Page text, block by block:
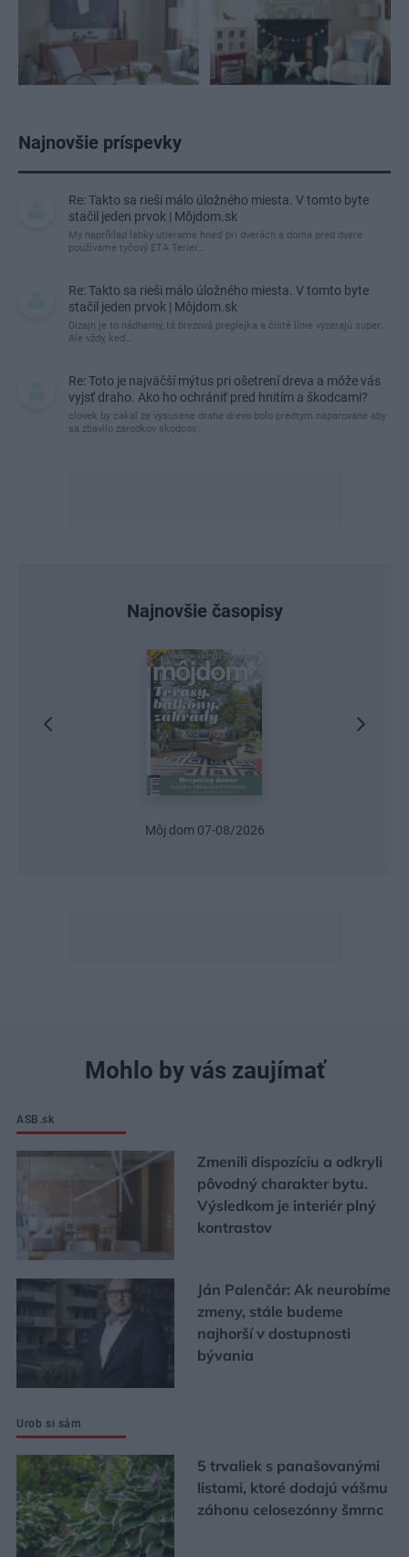
Najnovšie príspevky
Re: Takto sa rieši málo úložného miesta. V tomto byte
stačil jeden prvok | Môjdom.sk
My napríklad labky utierame hneď pri dverách a doma pred dvere
používame tyčový ETA Terier…
Re: Takto sa rieši málo úložného miesta. V tomto byte
stačil jeden prvok | Môjdom.sk
Dizajn je to nádherný, tá brezová preglejka a čisté línie vyzerajú super.
Ale vždy, keď…
Re: Toto je najväčší mýtus pri ošetrení dreva a môže vás
vyjsť draho. Ako ho ochrániť pred hnitím a škodcami?
clovek by cakal ze vysusene drahe drevo bolo predtym naparovane aby
sa zbavilo zarodkov skodcov...
Najnovšie časopisy
Môj dom 07-08/2026
Mohlo by vás zaujímať
ASB.sk
Zmenili dispozíciu a odkryli
pôvodný charakter bytu.
Výsledkom je interiér plný
kontrastov
Ján Palenčár: Ak neurobíme
zmeny, stále budeme
najhorší v dostupnosti
bývania
Urob si sám
5 trvaliek s panašovanými
listami, ktoré dodajú vášmu
záhonu celosezónny šmrnc